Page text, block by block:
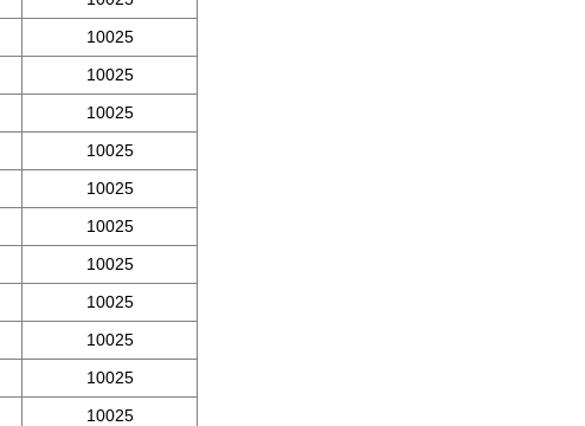
10025
10025
10025
10025
10025
10025
10025
10025
10025
10025
10025